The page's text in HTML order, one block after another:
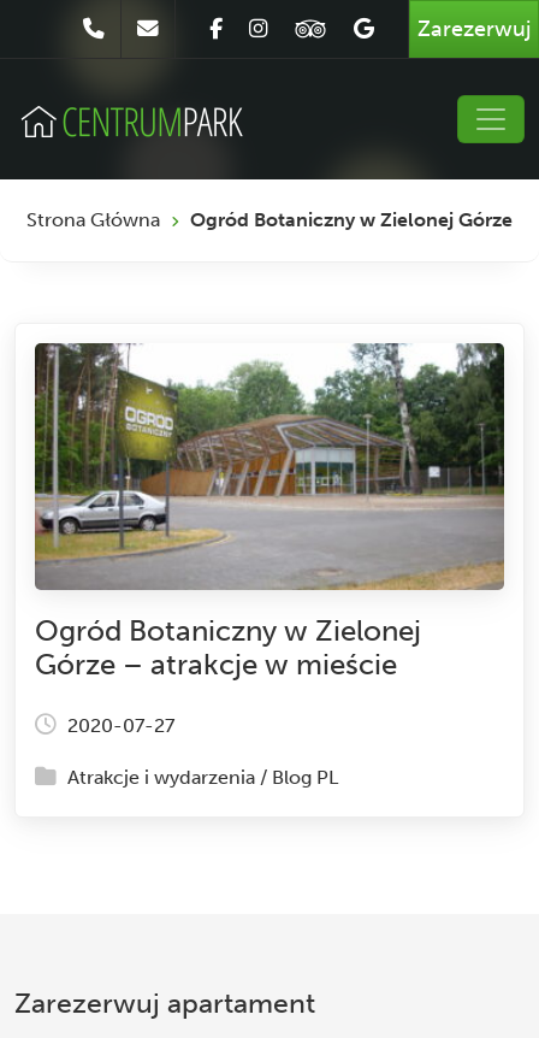
Zarezerwuj
Strona Główna Ogród Botaniczny w Zielonej Górze
Ogród Botaniczny w Zielonej
Górze – atrakcje w mieście
2020-07-27
Atrakcje i wydarzenia / Blog PL
Zarezerwuj apartament